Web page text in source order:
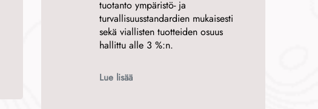
tuotanto ympäristö- ja
turvallisuusstandardien mukaisesti
sekä viallisten tuotteiden osuus
hallittu alle 3 %:n.
Lue lisää